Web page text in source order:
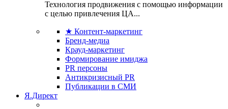
Технология продвижения с помощью информации
с целью привлечения ЦА...
★ Контент-маркетинг
Бренд-медиа
Крауд-маркетинг
Формирование имиджа
PR персоны
Антикризисный PR
Публикации в СМИ
Я.Директ